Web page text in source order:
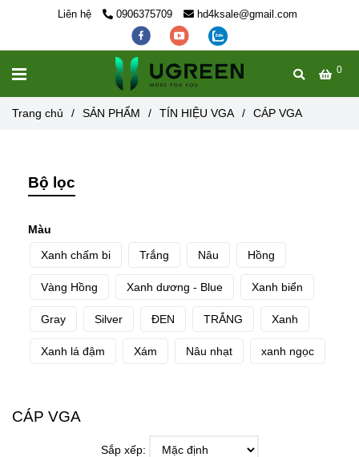
Liên hệ 0906375709 hd4ksale@gmail.com
0
Trang chủ / SẢN PHẨM / TÍN HIỆU VGA / CÁP VGA
Bộ lọc
Màu
Xanh chấm bi
Trắng Nâu Hồng
Vàng Hồng Xanh dương - Blue Xanh biển
Gray Silver ĐEN TRẮNG Xanh
Xanh lá đậm Xám Nâu nhạt xanh ngọc
CÁP VGA
Sắp xếp: